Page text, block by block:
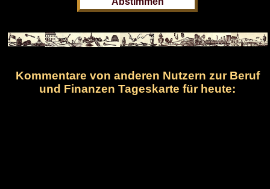
Kommentare von anderen Nutzern zur Beruf
und Finanzen Tageskarte für heute: